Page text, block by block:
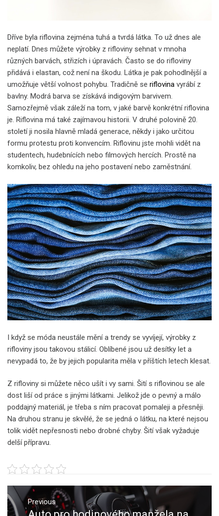
Dříve byla riflovina zejména tuhá a tvrdá látka. To už dnes ale
neplatí. Dnes můžete výrobky z rifloviny sehnat v mnoha
různých barvách, střizích i úpravách. Často se do rifloviny
přidává i elastan, což není na škodu. Látka je pak pohodlnější a
umožňuje větší volnost pohybu. Tradičně se riflovina vyrábí z
bavlny. Modrá barva se získává indigovým barvivem.
Samozřejmě však záleží na tom, v jaké barvě konkrétní riflovina
je. Riflovina má také zajímavou historii. V druhé polovině 20.
století ji nosila hlavně mladá generace, někdy i jako určitou
formu protestu proti konvencím. Riflovinu jste mohli vidět na
studentech, hudebnících nebo filmových hercích. Prostě na
komkoliv, bez ohledu na jeho postavení nebo zaměstnání.
I když se móda neustále mění a trendy se vyvíjejí, výrobky z
rifloviny jsou takovou stálicí. Oblíbené jsou už desítky let a
nevypadá to, že by jejich popularita měla v příštích letech klesat.
Z rifloviny si můžete něco ušít i vy sami. Šití s riflovinou se ale
dost liší od práce s jinými látkami. Jelikož jde o pevný a málo
poddajný materiál, je třeba s ním pracovat pomaleji a přesněji.
Na druhou stranu je skvělé, že se jedná o látku, na které nejsou
tolik vidět nepřesnosti nebo drobné chyby. Šití však vyžaduje
delší přípravu.
Navigace
pro Previous
Previous